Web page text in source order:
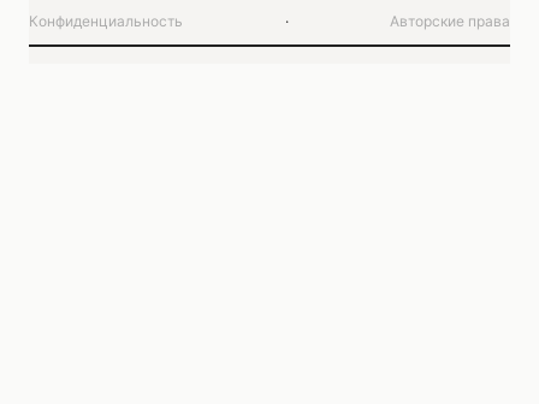
Конфиденциальность · Авторские права